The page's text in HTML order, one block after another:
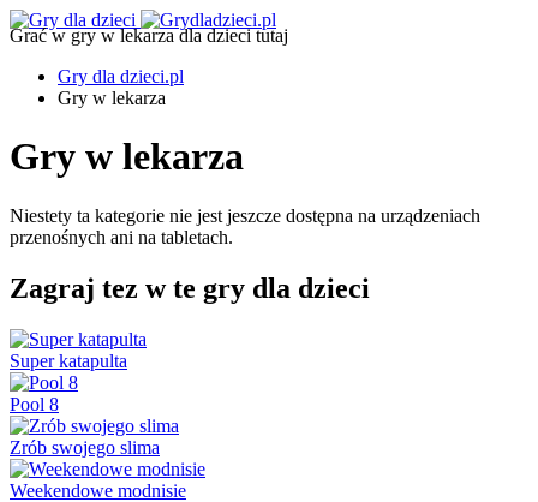
Grać w gry w lekarza dla dzieci tutaj
Gry dla dzieci.pl
Gry w lekarza
Gry w lekarza
Niestety ta kategorie nie jest jeszcze dostępna na urządzeniach
przenośnych ani na tabletach.
Zagraj tez w te gry dla dzieci
Super katapulta
Pool 8
Zrób swojego slima
Weekendowe modnisie